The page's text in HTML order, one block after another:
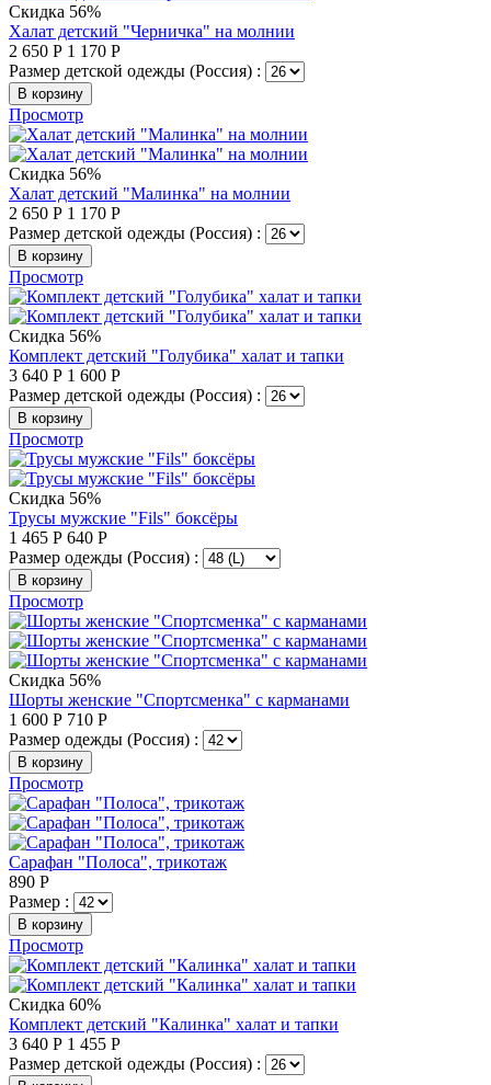
Скидка 56%
Халат детский "Черничка" на молнии
2 650 Р 1 170 Р
Размер детской одежды (Россия) :
В корзину
Просмотр
Скидка 56%
Халат детский "Малинка" на молнии
2 650 Р 1 170 Р
Размер детской одежды (Россия) :
В корзину
Просмотр
Скидка 56%
Комплект детский "Голубика" халат и тапки
3 640 Р 1 600 Р
Размер детской одежды (Россия) :
В корзину
Просмотр
Скидка 56%
Трусы мужские "Fils" боксёры
1 465 Р 640 Р
Размер одежды (Россия) :
В корзину
Просмотр
Скидка 56%
Шорты женские "Спортсменка" с карманами
1 600 Р 710 Р
Размер одежды (Россия) :
В корзину
Просмотр
Сарафан "Полоса", трикотаж
890 Р
Размер :
В корзину
Просмотр
Скидка 60%
Комплект детский "Калинка" халат и тапки
3 640 Р 1 455 Р
Размер детской одежды (Россия) :